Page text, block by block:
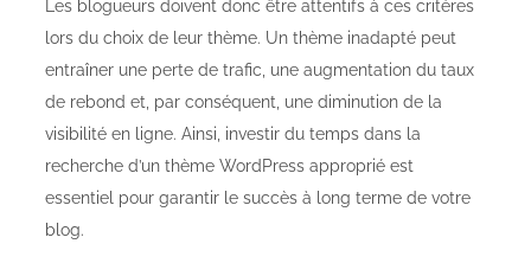
Les blogueurs doivent donc être attentifs à ces critères
lors du choix de leur thème. Un thème inadapté peut
entraîner une perte de trafic, une augmentation du taux
de rebond et, par conséquent, une diminution de la
visibilité en ligne. Ainsi, investir du temps dans la
recherche d’un thème WordPress approprié est
essentiel pour garantir le succès à long terme de votre
blog.